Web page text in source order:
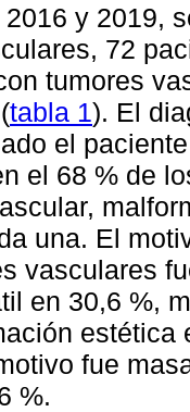
y 2019,
72
tumores
tabla 1). El
el
el 68 % de
una. El
vasculares
en 30,6 %,
estética
fue
%.